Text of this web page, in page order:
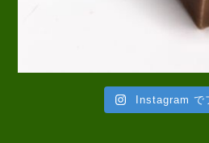
Instagram で